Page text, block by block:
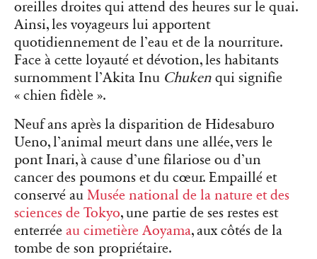
oreilles droites qui attend des heures sur le quai.
Ainsi, les voyageurs lui apportent
quotidiennement de l’eau et de la nourriture.
Face à cette loyauté et dévotion, les habitants
surnomment l’Akita Inu Chuken qui signifie
« chien fidèle ».
Neuf ans après la disparition de Hidesaburo
Ueno, l’animal meurt dans une allée, vers le
pont Inari, à cause d’une filariose ou d’un
cancer des poumons et du cœur. Empaillé et
conservé au Musée national de la nature et des
sciences de Tokyo, une partie de ses restes est
enterrée au cimetière Aoyama, aux côtés de la
tombe de son propriétaire.